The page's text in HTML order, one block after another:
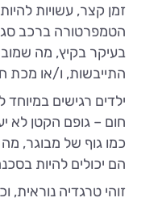
זמן קצר, עשויות
הטמפרטורה ברכב
בעיקר בקיץ, מה
התייבשות, ו/או מכת
ילדים רגישים
חום – גופם הקטן לא
כמו גוף של מבוגר,
הם יכולים להיות
זוהי טרגדיה נוראית,